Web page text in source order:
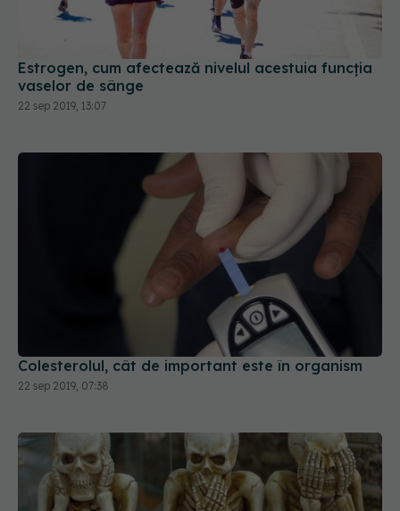
Estrogen, cum afectează nivelul acestuia funcția
vaselor de sânge
22 sep 2019, 13:07
Colesterolul, cât de important este în organism
22 sep 2019, 07:38